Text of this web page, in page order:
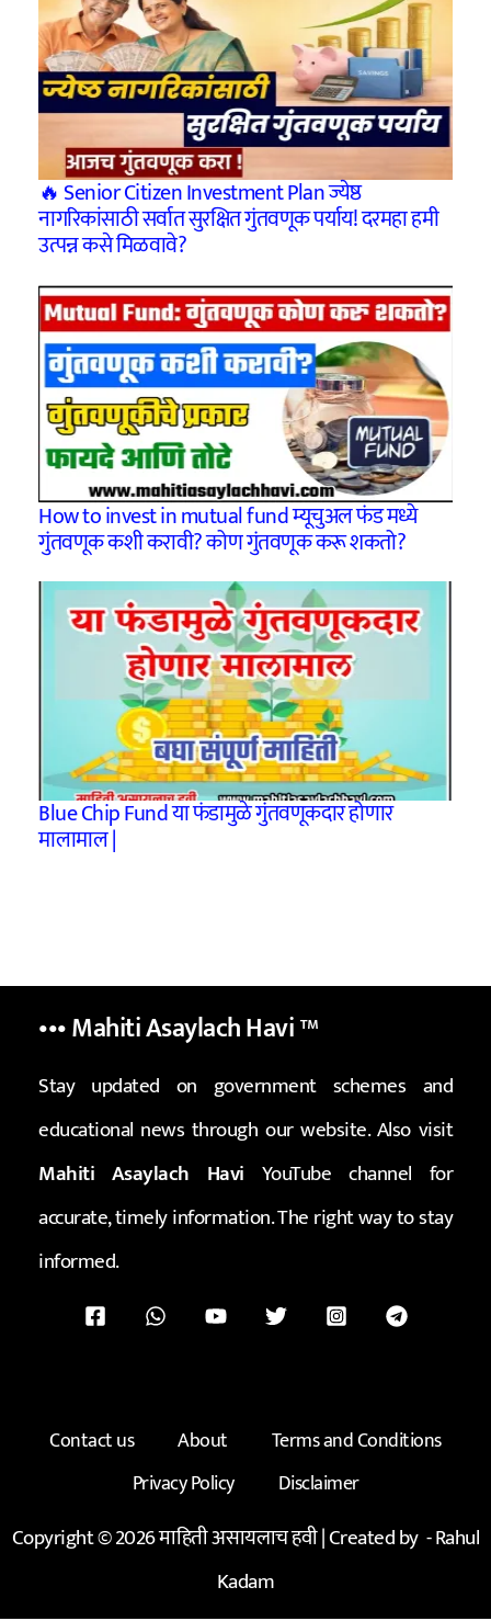
🔥 Senior Citizen Investment Plan ज्येष्ठ
नागरिकांसाठी सर्वात सुरक्षित गुंतवणूक पर्याय! दरमहा हमी
उत्पन्न कसे मिळवावे?
How to invest in mutual fund म्यूचुअल फंड मध्ये
गुंतवणूक कशी करावी? कोण गुंतवणूक करू शकतो?
Blue Chip Fund या फंडामुळे गुंतवणूकदार होणार
मालामाल |
••• Mahiti Asaylach Havi™
Stay updated on government schemes and
educational news through our website. Also visit
Mahiti Asaylach Havi YouTube channel for
accurate, timely information. The right way to stay
informed.
Contact us About
Terms and Conditions
Privacy Policy
Disclaimer
Copyright © 2026 माहिती असायलाच हवी | Created by -Rahul
Kadam